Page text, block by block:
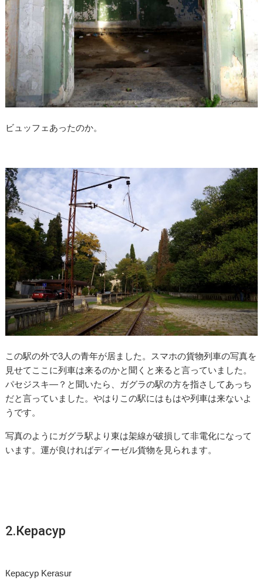
ビュッフェあったのか。
この駅の外で3人の青年が居ました。スマホの貨物列車の写真を
見せてここに列車は来るのかと聞くと来ると言っていました。
パセジスキ―？と聞いたら、ガグラの駅の方を指さしてあっち
だと言っていました。やはりこの駅にはもはや列車は来ないよ
うです。
写真のようにガグラ駅より東は架線が破損して非電化になって
います。運が良ければディーゼル貨物を見られます。
2.Керасур
Керасур Kerasur